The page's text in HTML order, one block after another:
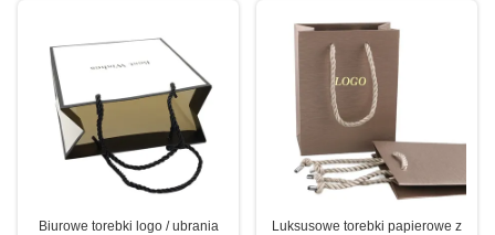
Biurowe torebki logo / ubrania
Luksusowe torebki papierowe z